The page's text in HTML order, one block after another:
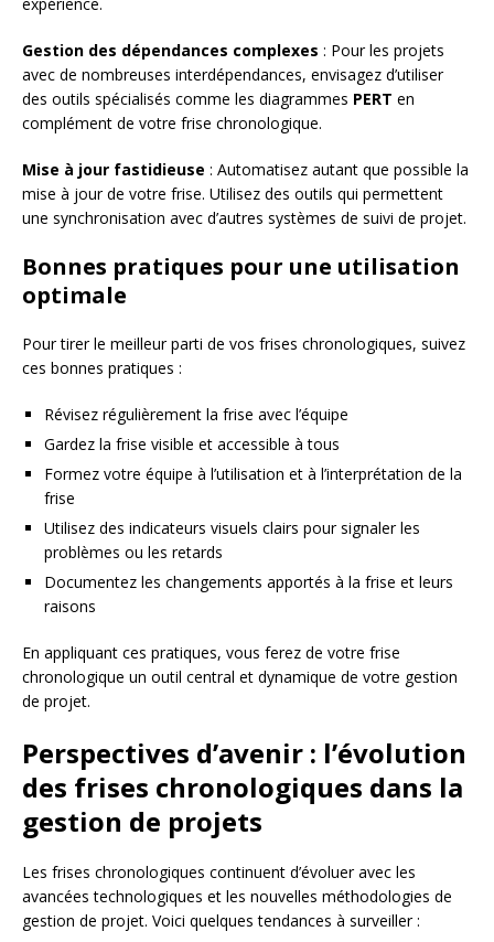
Gestion des dépendances complexes : Pour les projets
avec de nombreuses interdépendances, envisagez d’utiliser
des outils spécialisés comme les diagrammes PERT en
complément de votre frise chronologique.
Mise à jour fastidieuse : Automatisez autant que possible la
mise à jour de votre frise. Utilisez des outils qui permettent
une synchronisation avec d’autres systèmes de suivi de projet.
Bonnes pratiques pour une utilisation
optimale
Pour tirer le meilleur parti de vos frises chronologiques, suivez
ces bonnes pratiques :
Révisez régulièrement la frise avec l’équipe
Gardez la frise visible et accessible à tous
Formez votre équipe à l’utilisation et à l’interprétation de la
frise
Utilisez des indicateurs visuels clairs pour signaler les
problèmes ou les retards
Documentez les changements apportés à la frise et leurs
raisons
En appliquant ces pratiques, vous ferez de votre frise
chronologique un outil central et dynamique de votre gestion
de projet.
Perspectives d’avenir : l’évolution
des frises chronologiques dans la
gestion de projets
Les frises chronologiques continuent d’évoluer avec les
avancées technologiques et les nouvelles méthodologies de
gestion de projet. Voici quelques tendances à surveiller :